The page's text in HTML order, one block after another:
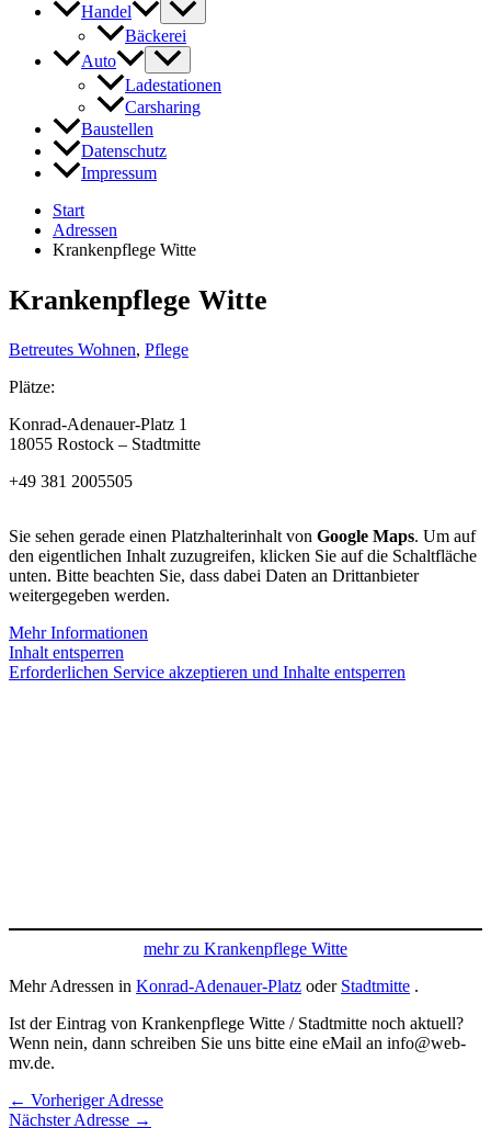
Handel
Bäckerei
Auto
Ladestationen
Carsharing
Baustellen
Datenschutz
Impressum
Start
Adressen
Krankenpflege Witte
Krankenpflege Witte
Betreutes Wohnen, Pflege
Plätze:
Konrad-Adenauer-Platz 1
18055 Rostock – Stadtmitte
+49 381 2005505
Sie sehen gerade einen Platzhalterinhalt von Google Maps. Um auf
den eigentlichen Inhalt zuzugreifen, klicken Sie auf die Schaltfläche
unten. Bitte beachten Sie, dass dabei Daten an Drittanbieter
weitergegeben werden.
Mehr Informationen
Inhalt entsperren
Erforderlichen Service akzeptieren und Inhalte entsperren
mehr zu Krankenpflege Witte
Mehr Adressen in Konrad-Adenauer-Platz oder Stadtmitte .
Ist der Eintrag von Krankenpflege Witte / Stadtmitte noch aktuell?
Wenn nein, dann schreiben Sie uns bitte eine eMail an info@web-
mv.de.
← Vorheriger Adresse
Nächster Adresse →